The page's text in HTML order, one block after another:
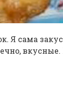
Я сама